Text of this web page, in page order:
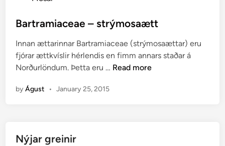
r
s
e
d
i
Bartramiaceae – strýmosaætt
Innan ættarinnar Bartramiaceae (strýmosaættar) eru
fjórar ættkvíslir hérlendis en fimm annars staðar á
Norðurlöndum. Þetta eru … B
Read more
byÁgust • January 25, 2015
Nýjar greinir